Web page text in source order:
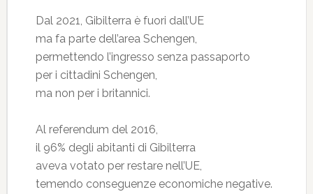
Dal 2021, Gibilterra è fuori dall’UE
ma fa parte dell’area Schengen,
permettendo l’ingresso senza passaporto
per i cittadini Schengen,
ma non per i britannici.
Al referendum del 2016,
il 96% degli abitanti di Gibilterra
aveva votato per restare nell’UE,
temendo conseguenze economiche negative.